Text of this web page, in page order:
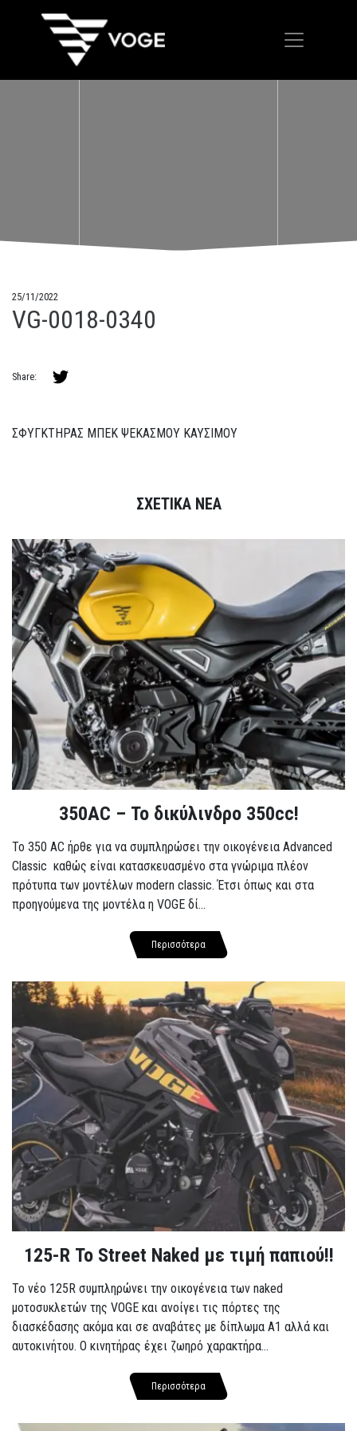
25/11/2022
VG-0018-0340
Share:
ΣΦΥΓΚΤΗΡΑΣ ΜΠΕΚ ΨΕΚΑΣΜΟΥ ΚΑΥΣΙΜΟΥ
ΣΧΕΤΙΚΑ ΝΕΑ
350AC – Το δικύλινδρο 350cc!
To 350 AC ήρθε για να συμπληρώσει την οικογένεια Advanced
Classic καθώς είναι κατασκευασμένο στα γνώριμα πλέον
πρότυπα των μοντέλων modern classic. Έτσι όπως και στα
προηγούμενα της μοντέλα η VOGE δί...
Περισσότερα
125-R Το Street Naked με τιμή παπιού!!
Το νέο 125R συμπληρώνει την οικογένεια των naked
μοτοσυκλετών της VOGE και ανοίγει τις πόρτες της
διασκέδασης ακόμα και σε αναβάτες με δίπλωμα A1 αλλά και
αυτοκινήτου. Ο κινητήρας έχει ζωηρό χαρακτήρα...
Περισσότερα